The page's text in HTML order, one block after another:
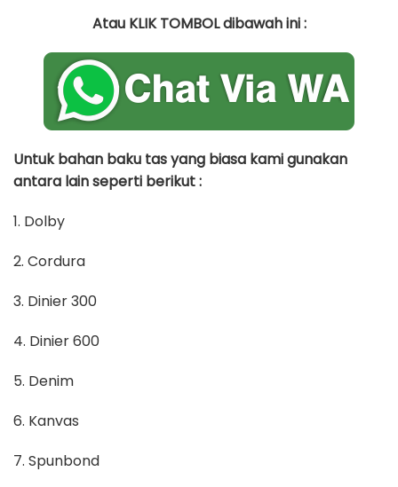
Atau KLIK TOMBOL dibawah ini :
Untuk bahan baku tas yang biasa kami gunakan
antara lain seperti berikut :
1. Dolby
2. Cordura
3. Dinier 300
4. Dinier 600
5. Denim
6. Kanvas
7. Spunbond